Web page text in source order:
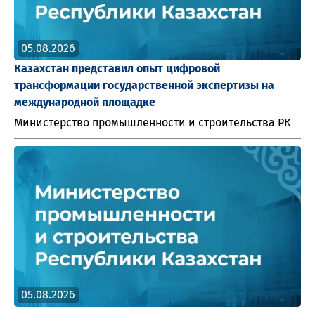
05.08.2026
Казахстан представил опыт цифровой
трансформации государственной экспертизы на
международной площадке
Министерство промышленности и строительства РК
05.08.2026